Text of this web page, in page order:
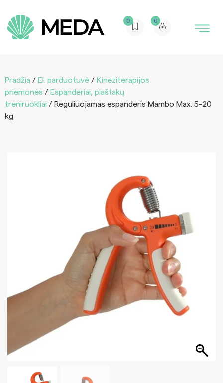
0 0
Pradžia / El. parduotuvė / Kineziterapijos
priemonės / Espanderiai, plaštakų
treniruokliai / Reguliuojamas espanderis Mambo Max. 5-20
kg